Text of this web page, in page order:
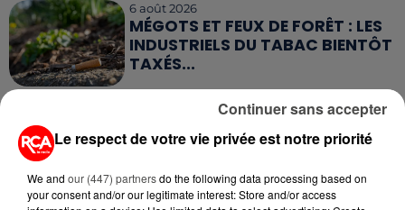
6 août 2026
MÉGOTS ET FEUX DE FORÊT : LES
INDUSTRIELS DU TABAC BIENTÔT
TAXÉS...
CANICULE : POURQUOI LES
BOUTEILLES D'EAU
5 août 2026
Le respect de votre vie privée est notre priorité
We and our (447) partnersdo the following data processing based on
your consent and/or our legitimate interest: Store and/or access
Continuer sans accepter